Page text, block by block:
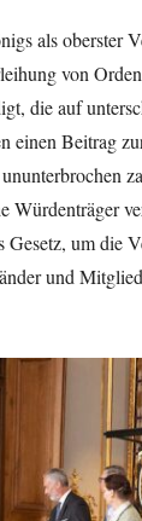
als oberster
von
die auf
einen Beitrag
Würdenträger
Gesetz, um die
und